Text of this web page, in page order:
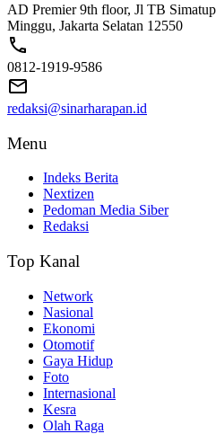
AD Premier 9th floor, Jl TB
Minggu, Jakarta Selatan 12550
0812-1919-9586
redaksi@sinarharapan.id
Menu
Indeks Berita
Nextizen
Pedoman Media Siber
Redaksi
Top Kanal
Network
Nasional
Ekonomi
Otomotif
Gaya Hidup
Foto
Internasional
Kesra
Olah Raga